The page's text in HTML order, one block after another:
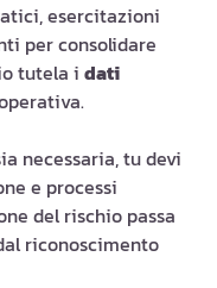
esercitazioni
per consolidare
tutela i dati
necessaria, tu devi
e processi
del rischio passa
riconoscimento